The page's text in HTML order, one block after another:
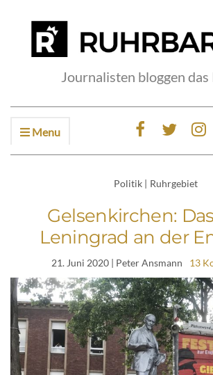
Journalisten bloggen das
Menu
Politik | Ruhrgebiet
Gelsenkirchen:
Leningrad an der
21. Juni 2020 | Peter Ansmann 13